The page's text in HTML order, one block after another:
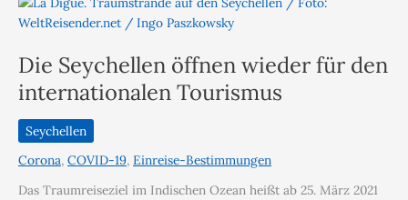
Die Seychellen öffnen wieder für den
internationalen Tourismus
Seychellen
Corona, COVID-19, Einreise-Bestimmungen
Das Traumreiseziel im Indischen Ozean heißt ab 25. März 2021